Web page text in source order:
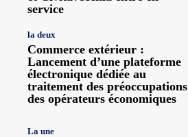
service
la deux
Commerce extérieur :
Lancement d’une plateforme
électronique dédiée au
traitement des préoccupations
des opérateurs économiques
La une